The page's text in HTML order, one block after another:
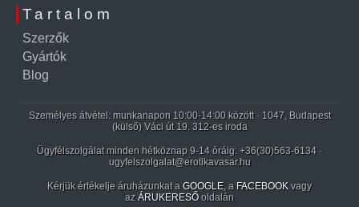
Tartalom
Szerzők
Gyártók
Blog
Személyes átvétel: munkanapon 10:00-14:00 között · 1047, Budapest
(külső) Váci út 19. 312-es iroda
Ügyfélszolgálat minden hétköznap 9-14 óráig: +36(30)563-6134 ·
ugyfelszolgalat@erotikavasar.hu
Kérjük értékelje áruházunkat a GOOGLE, a FACEBOOK vagy
az ÁRUKERESŐ oldalán